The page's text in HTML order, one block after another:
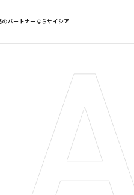
のパートナーならサイシア